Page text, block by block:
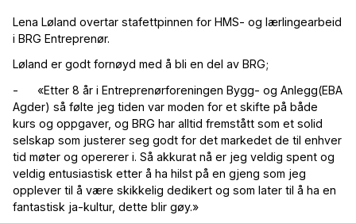
Lena Løland overtar stafettpinnen for HMS- og lærlingearbeid
i BRG Entreprenør.
Løland er godt fornøyd med å bli en del av BRG;
- «Etter 8 år i Entreprenørforeningen Bygg- og Anlegg(EBA
Agder) så følte jeg tiden var moden for et skifte på både
kurs og oppgaver, og BRG har alltid fremstått som et solid
selskap som justerer seg godt for det markedet de til enhver
tid møter og opererer i. Så akkurat nå er jeg veldig spent og
veldig entusiastisk etter å ha hilst på en gjeng som jeg
opplever til å være skikkelig dedikert og som later til å ha en
fantastisk ja-kultur, dette blir gøy.»